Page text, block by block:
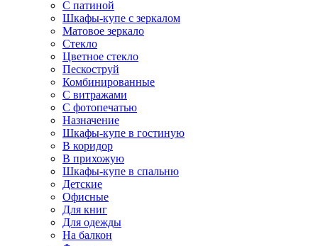
С патиной
Шкафы-купе с зеркалом
Матовое зеркало
Стекло
Цветное стекло
Пескоструй
Комбинированные
С витражами
С фотопечатью
Назначение
Шкафы-купе в гостиную
В коридор
В прихожую
Шкафы-купе в спальню
Детские
Офисные
Для книг
Для одежды
На балкон